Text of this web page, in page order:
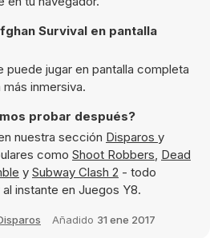
Survival en pantalla
puede jugar en pantalla completa
inmersiva.
probar después?
nuestra sección Disparos y
como Shoot Robbers, Dead
y Subway Clash 2 - todo
instante en Juegos Y8.
Añadido 31 ene 2017